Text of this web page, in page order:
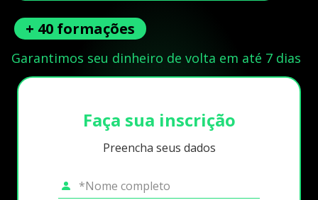
+ 40 formações
Garantimos seu dinheiro de volta em até 7 dias
Faça sua inscrição
Preencha seus dados